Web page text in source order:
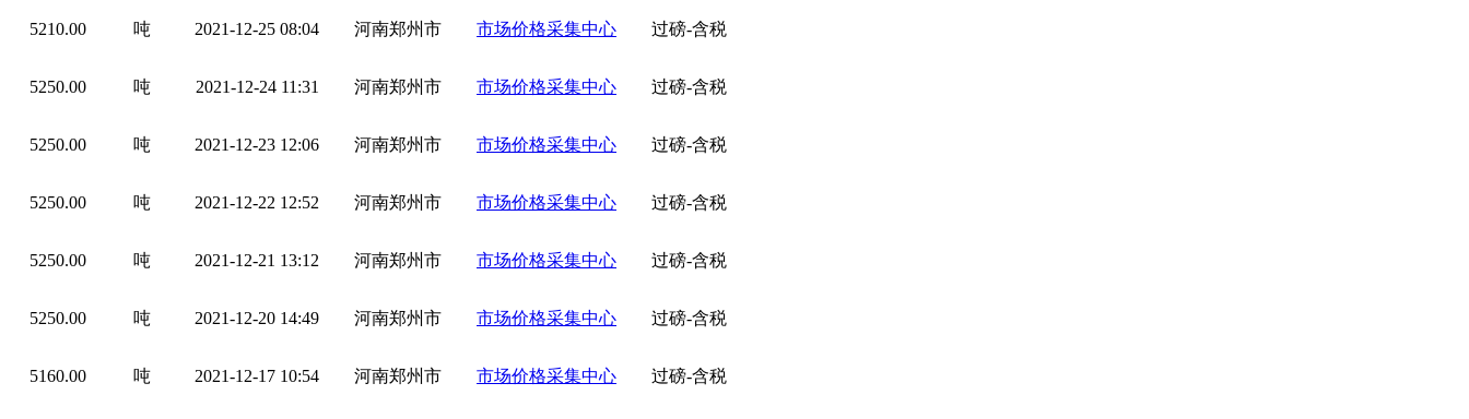
5210.00 吨 2021-12-25 08:04 河南郑州市 市场价格采集中心 过磅-含税
5250.00 吨 2021-12-24 11:31 河南郑州市 市场价格采集中心 过磅-含税
5250.00 吨 2021-12-23 12:06 河南郑州市 市场价格采集中心 过磅-含税
5250.00 吨 2021-12-22 12:52 河南郑州市 市场价格采集中心 过磅-含税
5250.00 吨 2021-12-21 13:12 河南郑州市 市场价格采集中心 过磅-含税
5250.00 吨 2021-12-20 14:49 河南郑州市 市场价格采集中心 过磅-含税
5160.00 吨 2021-12-17 10:54 河南郑州市 市场价格采集中心 过磅-含税